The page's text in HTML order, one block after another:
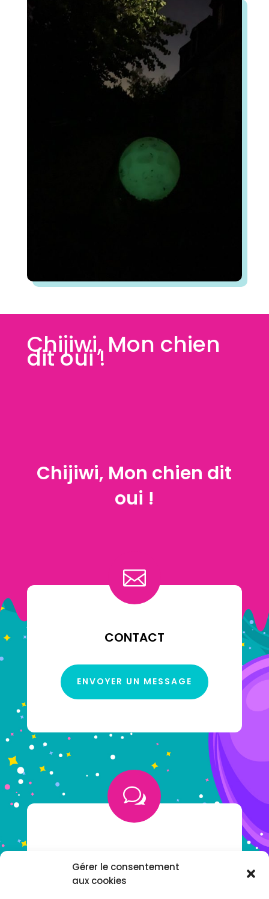
Gérer le consentement
aux cookies
Chijiwi, Mon chien
dit oui !
Chijiwi, Mon chien dit
oui !

CONTACT
ENVOYER UN MESSAGE
w